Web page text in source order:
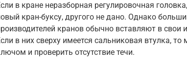
в кране неразборная регулировочная
кран-буксу, другого не дано. Однако
кранов обычно вставляют в свои
в них сверху имеется сальниковая втулка,
и проверить отсутствие течи.